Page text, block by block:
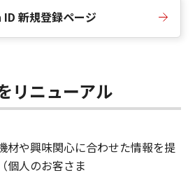
新規登録ページ
リニューアル
材や興味関心に合わせた情報を提
個人のお客さま